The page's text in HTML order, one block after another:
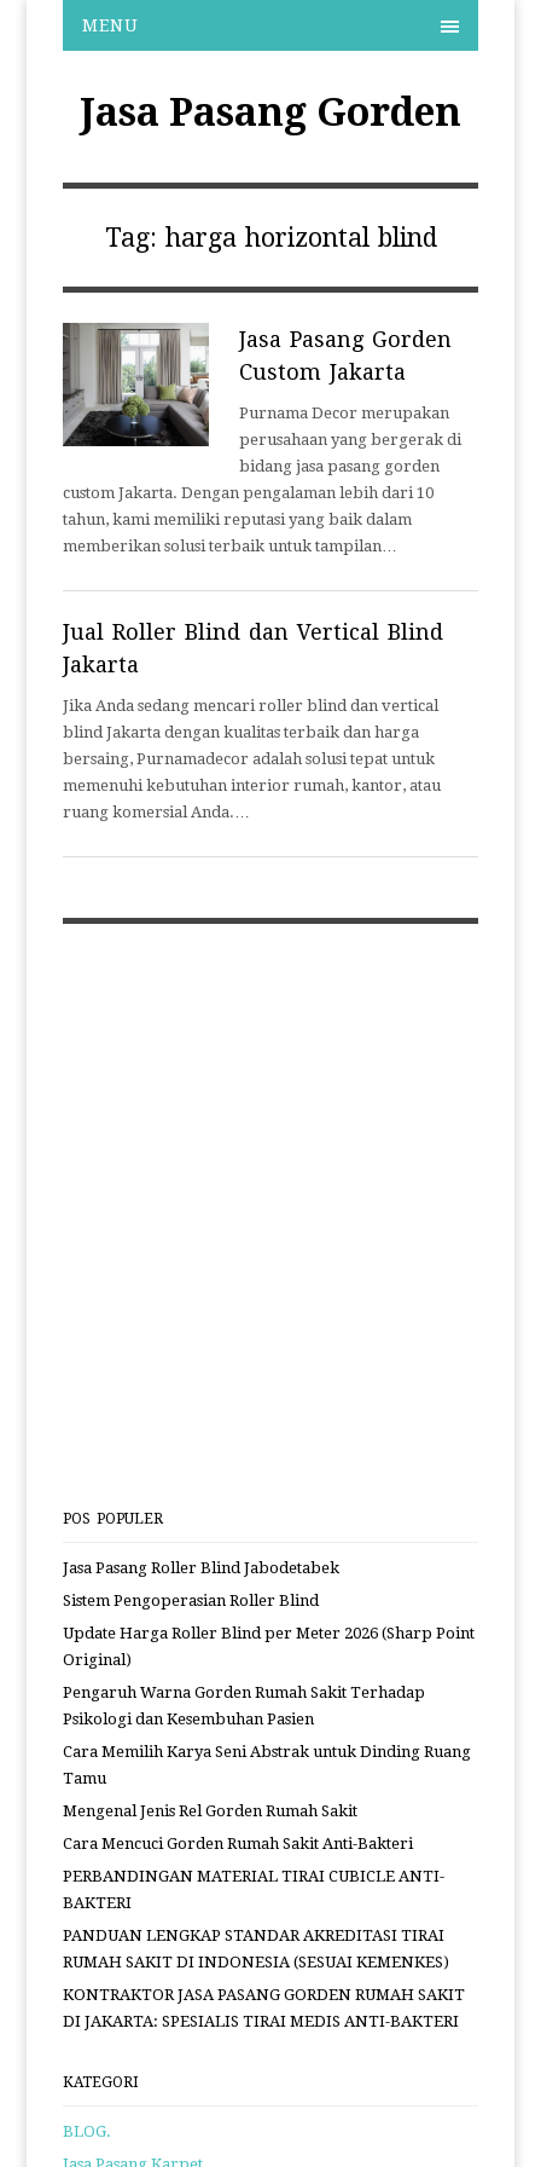
MENU
Jasa Pasang Gorden
Tag: harga horizontal blind
Jasa Pasang Gorden
Custom Jakarta
Purnama Decor merupakan
perusahaan yang bergerak di
bidang jasa pasang gorden
custom Jakarta. Dengan pengalaman lebih dari 10
tahun, kami memiliki reputasi yang baik dalam
memberikan solusi terbaik untuk tampilan…
Jual Roller Blind dan Vertical Blind
Jakarta
Jika Anda sedang mencari roller blind dan vertical
blind Jakarta dengan kualitas terbaik dan harga
bersaing, Purnamadecor adalah solusi tepat untuk
memenuhi kebutuhan interior rumah, kantor, atau
ruang komersial Anda.…
POS POPULER
Jasa Pasang Roller Blind Jabodetabek
Sistem Pengoperasian Roller Blind
Update Harga Roller Blind per Meter 2026 (Sharp Point
Original)
Pengaruh Warna Gorden Rumah Sakit Terhadap
Psikologi dan Kesembuhan Pasien
Cara Memilih Karya Seni Abstrak untuk Dinding Ruang
Tamu
Mengenal Jenis Rel Gorden Rumah Sakit
Cara Mencuci Gorden Rumah Sakit Anti-Bakteri
PERBANDINGAN MATERIAL TIRAI CUBICLE ANTI-
BAKTERI
PANDUAN LENGKAP STANDAR AKREDITASI TIRAI
RUMAH SAKIT DI INDONESIA (SESUAI KEMENKES)
KONTRAKTOR JASA PASANG GORDEN RUMAH SAKIT
DI JAKARTA: SPESIALIS TIRAI MEDIS ANTI-BAKTERI
KATEGORI
BLOG.